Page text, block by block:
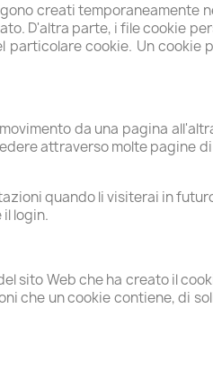
creati temporaneamente
D'altra parte, i file cookie
cookie. Un cookie
da una pagina
attraverso molte pagine
quando li visiterai in
login.
sito Web che ha creato il
che un cookie contiene, di